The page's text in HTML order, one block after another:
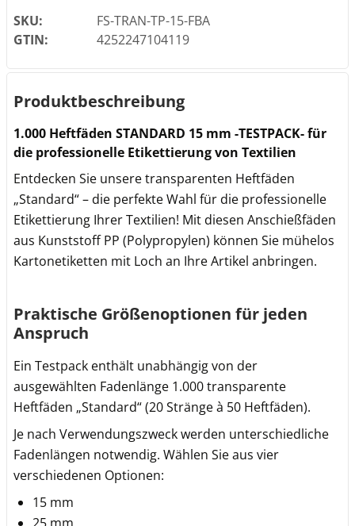
SKU:
FS-TRAN-TP-15-FBA
GTIN:
4252247104119
Produktbeschreibung
1.000 Heftfäden STANDARD 15 mm -TESTPACK- für
die professionelle Etikettierung von Textilien
Entdecken Sie unsere transparenten Heftfäden
„Standard“ – die perfekte Wahl für die professionelle
Etikettierung Ihrer Textilien! Mit diesen Anschießfäden
aus Kunststoff PP (Polypropylen) können Sie mühelos
Kartonetiketten mit Loch an Ihre Artikel anbringen.
Praktische Größenoptionen für jeden
Anspruch
Ein Testpack enthält unabhängig von der
ausgewählten Fadenlänge 1.000 transparente
Heftfäden „Standard“ (20 Stränge à 50 Heftfäden).
Je nach Verwendungszweck werden unterschiedliche
Fadenlängen notwendig. Wählen Sie aus vier
verschiedenen Optionen:
15 mm